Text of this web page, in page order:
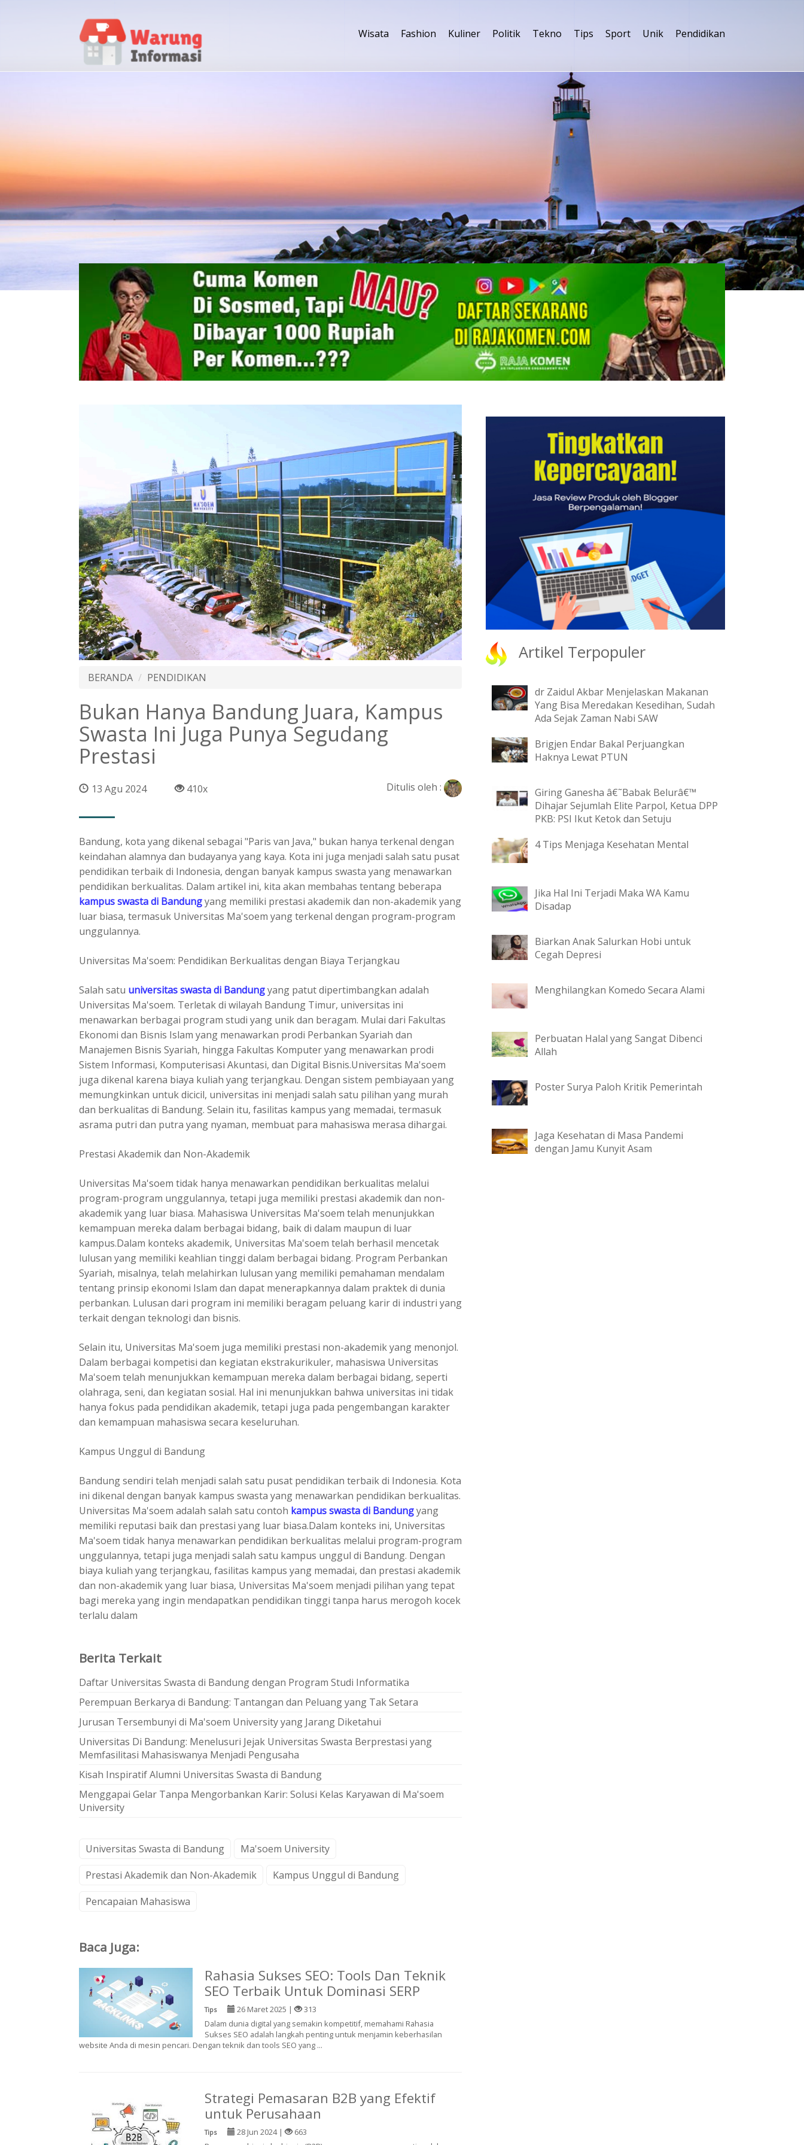
Wisata Fashion Kuliner Politik Tekno Tips Sport Unik Pendidikan
BERANDA PENDIDIKAN
Bukan Hanya Bandung Juara, Kampus
Swasta Ini Juga Punya Segudang
Prestasi
13 Agu 2024 410x Ditulis oleh :
Bandung, kota yang dikenal sebagai "Paris van Java," bukan hanya terkenal dengan
keindahan alamnya dan budayanya yang kaya. Kota ini juga menjadi salah satu pusat
pendidikan terbaik di Indonesia, dengan banyak kampus swasta yang menawarkan
pendidikan berkualitas. Dalam artikel ini, kita akan membahas tentang beberapa
kampus swasta di Bandungyang memiliki prestasi akademik dan non-akademik yang
luar biasa, termasuk Universitas Ma'soem yang terkenal dengan program-program
unggulannya.
Universitas Ma'soem: Pendidikan Berkualitas dengan Biaya Terjangkau
Salah satu universitas swasta di Bandungyang patut dipertimbangkan adalah
Universitas Ma'soem. Terletak di wilayah Bandung Timur, universitas ini
menawarkan berbagai program studi yang unik dan beragam. Mulai dari Fakultas
Ekonomi dan Bisnis Islam yang menawarkan prodi Perbankan Syariah dan
Manajemen Bisnis Syariah, hingga Fakultas Komputer yang menawarkan prodi
Sistem Informasi, Komputerisasi Akuntasi, dan Digital Bisnis.Universitas Ma'soem
juga dikenal karena biaya kuliah yang terjangkau. Dengan sistem pembiayaan yang
memungkinkan untuk dicicil, universitas ini menjadi salah satu pilihan yang murah
dan berkualitas di Bandung. Selain itu, fasilitas kampus yang memadai, termasuk
asrama putri dan putra yang nyaman, membuat para mahasiswa merasa dihargai.
Prestasi Akademik dan Non-Akademik
Universitas Ma'soem tidak hanya menawarkan pendidikan berkualitas melalui
program-program unggulannya, tetapi juga memiliki prestasi akademik dan non-
akademik yang luar biasa. Mahasiswa Universitas Ma'soem telah menunjukkan
kemampuan mereka dalam berbagai bidang, baik di dalam maupun di luar
kampus.Dalam konteks akademik, Universitas Ma'soem telah berhasil mencetak
lulusan yang memiliki keahlian tinggi dalam berbagai bidang. Program Perbankan
Syariah, misalnya, telah melahirkan lulusan yang memiliki pemahaman mendalam
tentang prinsip ekonomi Islam dan dapat menerapkannya dalam praktek di dunia
perbankan. Lulusan dari program ini memiliki beragam peluang karir di industri yang
terkait dengan teknologi dan bisnis.
Selain itu, Universitas Ma'soem juga memiliki prestasi non-akademik yang menonjol.
Dalam berbagai kompetisi dan kegiatan ekstrakurikuler, mahasiswa Universitas
Ma'soem telah menunjukkan kemampuan mereka dalam berbagai bidang, seperti
olahraga, seni, dan kegiatan sosial. Hal ini menunjukkan bahwa universitas ini tidak
hanya fokus pada pendidikan akademik, tetapi juga pada pengembangan karakter
dan kemampuan mahasiswa secara keseluruhan.
Kampus Unggul di Bandung
Bandung sendiri telah menjadi salah satu pusat pendidikan terbaik di Indonesia. Kota
ini dikenal dengan banyak kampus swasta yang menawarkan pendidikan berkualitas.
Universitas Ma'soem adalah salah satu contoh kampus swasta di Bandungyang
memiliki reputasi baik dan prestasi yang luar biasa.Dalam konteks ini, Universitas
Ma'soem tidak hanya menawarkan pendidikan berkualitas melalui program-program
unggulannya, tetapi juga menjadi salah satu kampus unggul di Bandung. Dengan
biaya kuliah yang terjangkau, fasilitas kampus yang memadai, dan prestasi akademik
dan non-akademik yang luar biasa, Universitas Ma'soem menjadi pilihan yang tepat
bagi mereka yang ingin mendapatkan pendidikan tinggi tanpa harus merogoh kocek
terlalu dalam
Berita Terkait
Daftar Universitas Swasta di Bandung dengan Program Studi Informatika
Perempuan Berkarya di Bandung: Tantangan dan Peluang yang Tak Setara
Jurusan Tersembunyi di Ma'soem University yang Jarang Diketahui
Universitas Di Bandung: Menelusuri Jejak Universitas Swasta Berprestasi yang
Memfasilitasi Mahasiswanya Menjadi Pengusaha
Kisah Inspiratif Alumni Universitas Swasta di Bandung
Menggapai Gelar Tanpa Mengorbankan Karir: Solusi Kelas Karyawan di Ma'soem
University
Universitas Swasta di Bandung
Ma'soem University
Prestasi Akademik dan Non-Akademik
Kampus Unggul di Bandung
Pencapaian Mahasiswa
Baca Juga:
Rahasia Sukses SEO: Tools Dan Teknik
SEO Terbaik Untuk Dominasi SERP
Tips 26 Maret 2025 |
313
Dalam dunia digital yang semakin kompetitif, memahami Rahasia
Sukses SEO adalah langkah penting untuk menjamin keberhasilan
website Anda di mesin pencari. Dengan teknik dan tools SEO yang ...
Strategi Pemasaran B2B yang Efektif
untuk Perusahaan
Tips 28 Jun 2024 |
663
Artikel Terpopuler
dr Zaidul Akbar Menjelaskan Makanan
Yang Bisa Meredakan Kesedihan, Sudah
Ada Sejak Zaman Nabi SAW
Brigjen Endar Bakal Perjuangkan
Haknya Lewat PTUN
Giring Ganesha â€˜Babak Belurâ€™
Dihajar Sejumlah Elite Parpol, Ketua DPP
PKB: PSI Ikut Ketok dan Setuju
4 Tips Menjaga Kesehatan Mental
Jika Hal Ini Terjadi Maka WA Kamu
Disadap
Biarkan Anak Salurkan Hobi untuk
Cegah Depresi
Menghilangkan Komedo Secara Alami
Perbuatan Halal yang Sangat Dibenci
Allah
Poster Surya Paloh Kritik Pemerintah
Jaga Kesehatan di Masa Pandemi
dengan Jamu Kunyit Asam